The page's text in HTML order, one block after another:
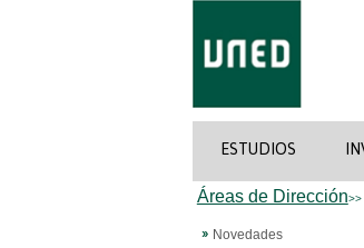
ESTUDIOS
Áreas de Dirección>>
Novedades